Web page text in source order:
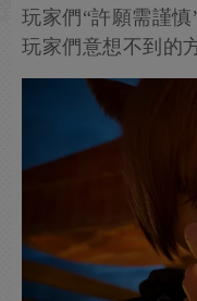
玩家們“許願需謹
玩家們意想不到的